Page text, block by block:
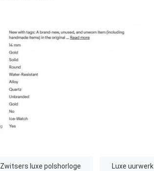
Zwitsers luxe polshorloge Luxe uurwerk